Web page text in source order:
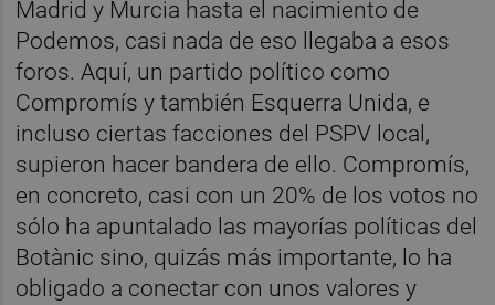
Madrid y Murcia hasta el nacimiento de
Podemos, casi nada de eso llegaba a esos
foros. Aquí, un partido político como
Compromís y también Esquerra Unida, e
incluso ciertas facciones del PSPV local,
supieron hacer bandera de ello. Compromís,
en concreto, casi con un 20% de los votos no
sólo ha apuntalado las mayorías políticas del
Botànic sino, quizás más importante, lo ha
obligado a conectar con unos valores y